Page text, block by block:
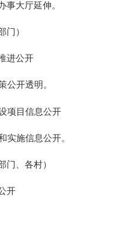
事大厅延伸。
门）
进公开
公开透明。
项目信息公开
实施信息公开。
门、各村）
开